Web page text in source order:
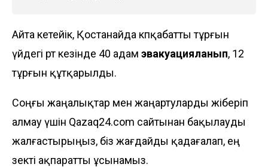
Айта кетейік, Қостанайда көпқабатты тұрғын
үйдегі өрт кезінде 40 адам эвакуацияланып, 12
тұрғын құтқарылды.
Соңғы жаңалықтар мен жаңартуларды жіберіп
алмау үшін Qazaq24.com сайтынан бақылауды
жалғастырыңыз, біз жағдайды қадағалап, ең
өзекті ақпаратты ұсынамыз.